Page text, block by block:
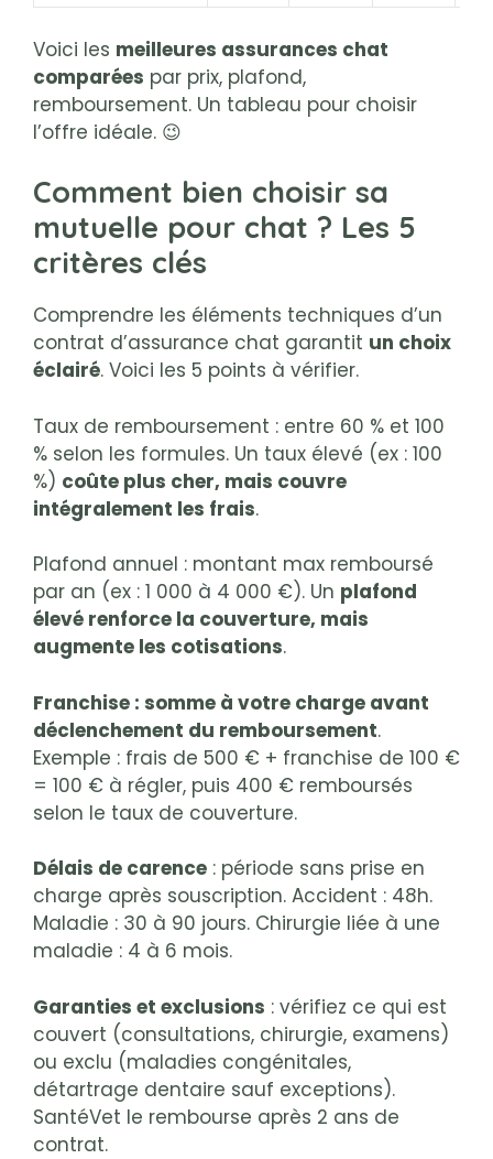
Voici les meilleures assurances chat
comparées par prix, plafond,
remboursement. Un tableau pour choisir
l’offre idéale. 😉
Comment bien choisir sa
mutuelle pour chat ? Les 5
critères clés
Comprendre les éléments techniques d’un
contrat d’assurance chat garantit un choix
éclairé. Voici les 5 points à vérifier.
Taux de remboursement : entre 60 % et 100
% selon les formules. Un taux élevé (ex : 100
%) coûte plus cher, mais couvre
intégralement les frais.
Plafond annuel : montant max remboursé
par an (ex : 1 000 à 4 000 €). Un plafond
élevé renforce la couverture, mais
augmente les cotisations.
Franchise : somme à votre charge avant
déclenchement du remboursement.
Exemple : frais de 500 € + franchise de 100 €
= 100 € à régler, puis 400 € remboursés
selon le taux de couverture.
Délais de carence : période sans prise en
charge après souscription. Accident : 48h.
Maladie : 30 à 90 jours. Chirurgie liée à une
maladie : 4 à 6 mois.
Garanties et exclusions : vérifiez ce qui est
couvert (consultations, chirurgie, examens)
ou exclu (maladies congénitales,
détartrage dentaire sauf exceptions).
SantéVet le rembourse après 2 ans de
contrat.